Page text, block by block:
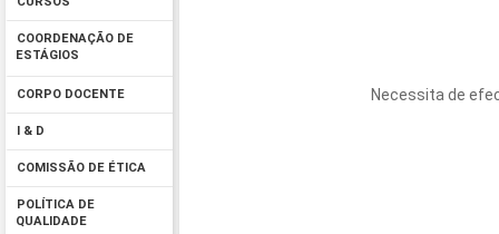
COORDENAÇÃO DE
ESTÁGIOS
CORPO DOCENTE
I & D
COMISSÃO DE ÉTICA
POLÍTICA DE
QUALIDADE
Necessita de